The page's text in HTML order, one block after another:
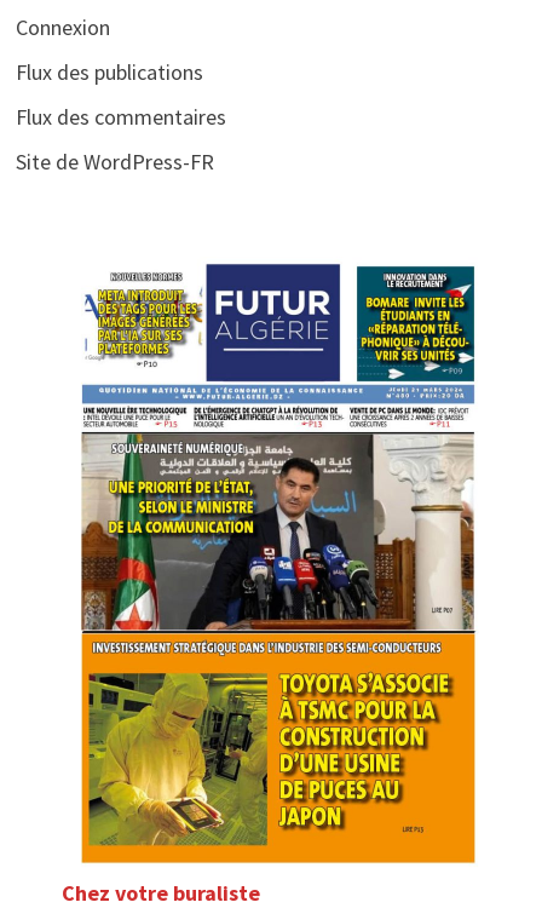
Connexion
Flux des publications
Flux des commentaires
Site de WordPress-FR
Chez votre buraliste